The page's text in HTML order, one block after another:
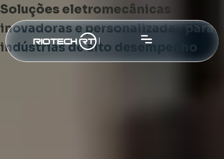
Soluções eletromecânicas
inovadoras e personalizadas para
indústrias de alto desempenho